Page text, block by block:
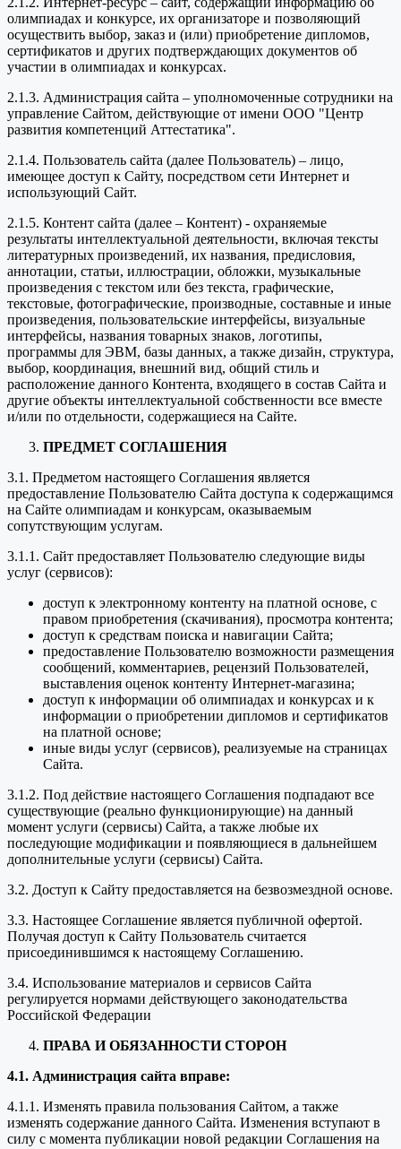
олимпиадах и конкурсе, их организаторе и позволяющий
осуществить выбор, заказ и (или) приобретение дипломов,
сертификатов и других подтверждающих документов об
участии в олимпиадах и конкурсах.
2.1.3. Администрация сайта – уполномоченные сотрудники на
управление Сайтом, действующие от имени ООО "Центр
развития компетенций Аттестатика".
2.1.4. Пользователь сайта (далее Пользователь) – лицо,
имеющее доступ к Сайту, посредством сети Интернет и
использующий Сайт.
2.1.5. Контент сайта (далее – Контент) - охраняемые
результаты интеллектуальной деятельности, включая тексты
литературных произведений, их названия, предисловия,
аннотации, статьи, иллюстрации, обложки, музыкальные
произведения с текстом или без текста, графические,
текстовые, фотографические, производные, составные и иные
произведения, пользовательские интерфейсы, визуальные
интерфейсы, названия товарных знаков, логотипы,
программы для ЭВМ, базы данных, а также дизайн, структура,
выбор, координация, внешний вид, общий стиль и
расположение данного Контента, входящего в состав Сайта и
другие объекты интеллектуальной собственности все вместе
и/или по отдельности, содержащиеся на Сайте.
ПРЕДМЕТ СОГЛАШЕНИЯ
3.1. Предметом настоящего Соглашения является
предоставление Пользователю Сайта доступа к содержащимся
на Сайте олимпиадам и конкурсам, оказываемым
сопутствующим услугам.
3.1.1. Сайт предоставляет Пользователю следующие виды
услуг (сервисов):
доступ к электронному контенту на платной основе, с
правом приобретения (скачивания), просмотра контента;
доступ к средствам поиска и навигации Сайта;
предоставление Пользователю возможности размещения
сообщений, комментариев, рецензий Пользователей,
выставления оценок контенту Интернет-магазина;
доступ к информации об олимпиадах и конкурсах и к
информации о приобретении дипломов и сертификатов
на платной основе;
иные виды услуг (сервисов), реализуемые на страницах
Сайта.
3.1.2. Под действие настоящего Соглашения подпадают все
существующие (реально функционирующие) на данный
момент услуги (сервисы) Сайта, а также любые их
последующие модификации и появляющиеся в дальнейшем
дополнительные услуги (сервисы) Сайта.
3.2. Доступ к Сайту предоставляется на безвозмездной основе.
3.3. Настоящее Соглашение является публичной офертой.
Получая доступ к Сайту Пользователь считается
присоединившимся к настоящему Соглашению.
3.4. Использование материалов и сервисов Сайта
регулируется нормами действующего законодательства
Российской Федерации
ПРАВА И ОБЯЗАННОСТИ СТОРОН
4.1. Администрация сайта вправе:
4.1.1. Изменять правила пользования Сайтом, а также
изменять содержание данного Сайта. Изменения вступают в
силу с момента публикации новой редакции Соглашения на